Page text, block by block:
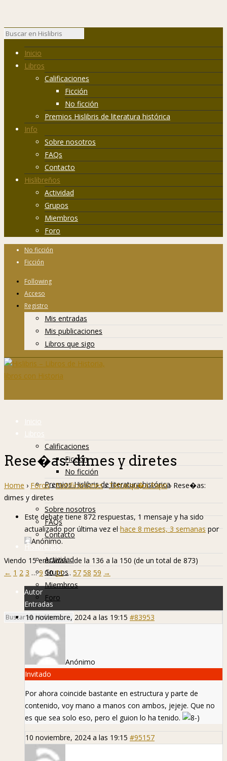
Inicio
Libros
Calificaciones
Ficción
No ficción
Premios Hislibris de literatura histórica
Info
Sobre nosotros
FAQs
Contacto
Hislibreños
Actividad
Grupos
Miembros
Foro
No ficción
Ficción
Following
Acceso
Registro
Mis entradas
Mis publicaciones
Libros que sigo
Inicio
Libros
Calificaciones
Ficción
No ficción
Premios Hislibris de literatura histórica
Info
Sobre nosotros
FAQs
Contacto
Hislibreños
Actividad
Grupos
Miembros
Foro
Rese�as: dimes y diretes
Home › Foros › Notificaciones › Tetrarqu�a Papri › Rese�as:
dimes y diretes
Este debate tiene 872 respuestas, 1 mensaje y ha sido
actualizado por última vez el hace 8 meses, 3 semanas por
Anónimo.
Viendo 15 entradas - de la 136 a la 150 (de un total de 873)
← 1 2 3 … 9 10 11 … 57 58 59 →
Autor
Entradas
10 noviembre, 2024 a las 19:15 #83953
Anónimo
Invitado
Por ahora coincide bastante en estructura y parte de
contenido, voy mano a manos con ambos, jejeje. Que no
es que sea solo eso, pero el guion lo ha tenido.
10 noviembre, 2024 a las 19:15 #95157